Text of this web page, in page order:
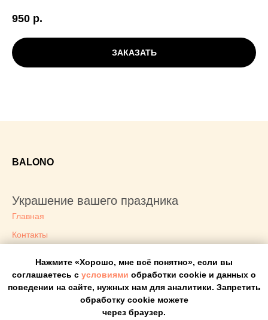
950 р.
ЗАКАЗАТЬ
Нажмите «Хорошо, мне всё понятно», если вы
соглашаетесь с условиями обработки cookie и данных о
поведении на сайте, нужных нам для аналитики. Запретить
обработку cookie можете
через браузер.
BALONO
Украшение вашего праздника
Главная
Контакты
Блог
Политика конфиденциальности